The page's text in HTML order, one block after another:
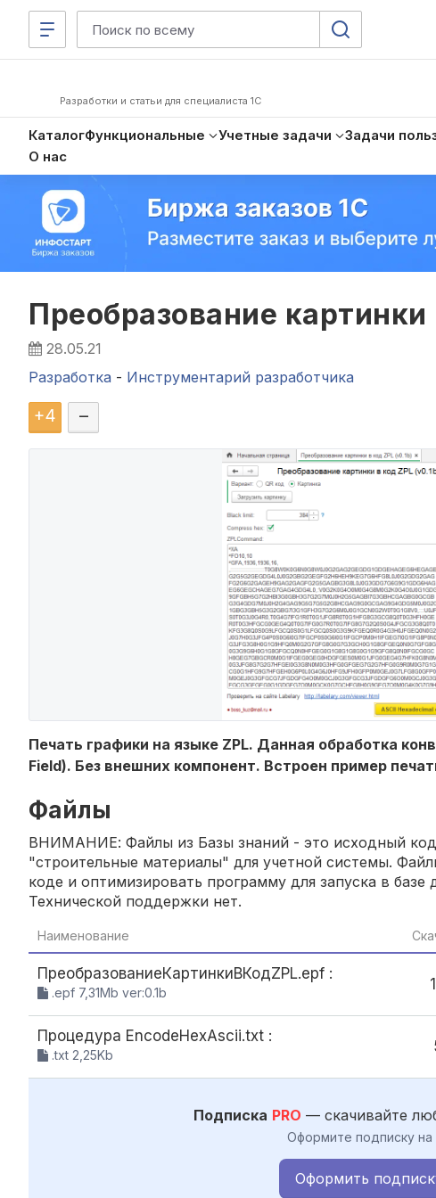
Разработки и статьи для специалиста 1С
КаталогФункциональные Учетные задачи Задачи
О нас
Преобразование картинки
28.05.21
Разработка - Инструментарий разработчика
+4 –
Печать графики на языке ZPL. Данная обработка
Field). Без внешних компонент. Встроен пример
Файлы
ВНИМАНИЕ: Файлы из Базы знаний - это исходный код
"строительные материалы" для учетной системы.
коде и оптимизировать программу для запуска в
Технической поддержки нет.
Наименование
ПреобразованиеКартинкиВКодZPL.epf :
.epf 7,31Mb ver:0.1b
Процедура EncodeHexAscii.txt :
.txt 2,25Kb
Подписка PRO — скачивайте
Оформите подписку
Оформить